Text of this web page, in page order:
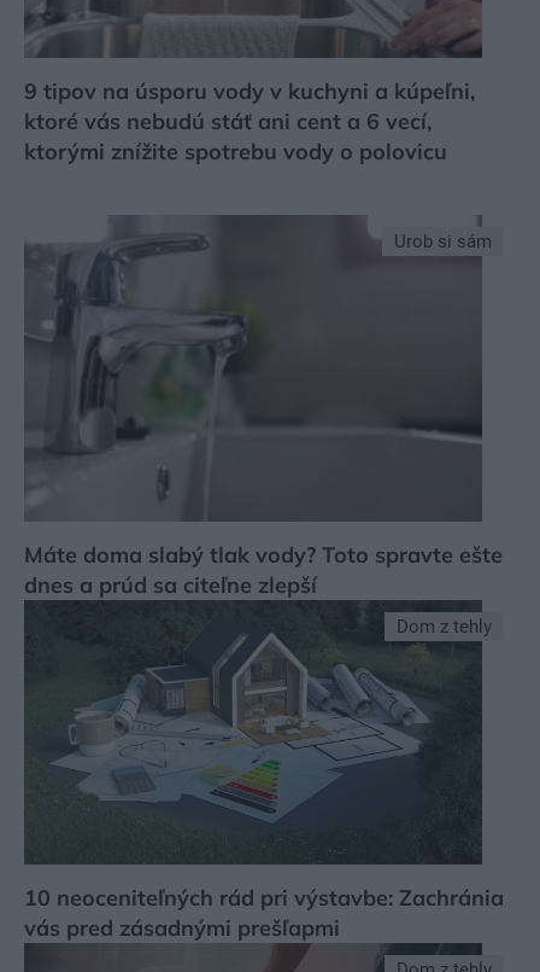
9 tipov na úsporu vody v kuchyni a kúpeľni,
ktoré vás nebudú stáť ani cent a 6 vecí,
ktorými znížite spotrebu vody o polovicu
Urob si sám
Máte doma slabý tlak vody? Toto spravte ešte
dnes a prúd sa citeľne zlepší
Dom z tehly
10 neoceniteľných rád pri výstavbe: Zachránia
vás pred zásadnými prešľapmi